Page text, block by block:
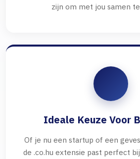
zijn om met jou samen
Ideale Keuze Voor
Of je nu een startup of een
de .co.hu extensie past perfect